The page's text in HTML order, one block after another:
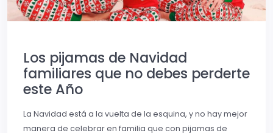
Los pijamas de Navidad
familiares que no debes perderte
este Año
La Navidad está a la vuelta de la esquina, y no hay mejor
manera de celebrar en familia que con pijamas de